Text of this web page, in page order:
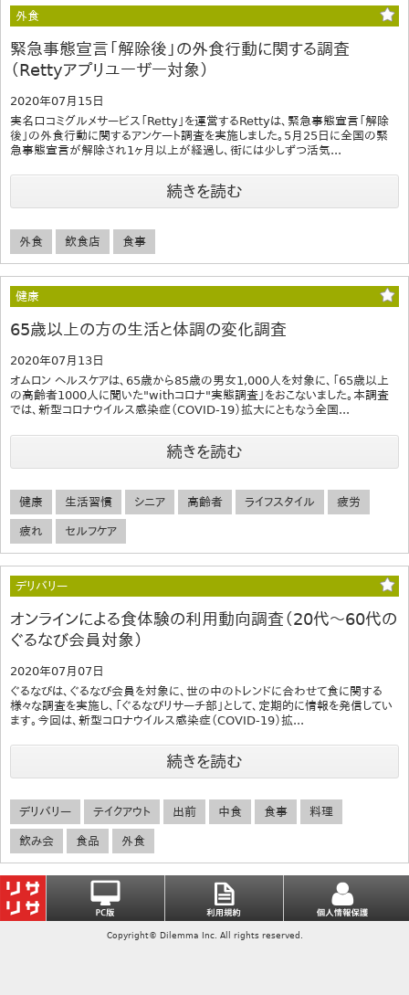
外食
緊急事態宣言「解除後」の外食行動に関する調査
（Rettyアプリユーザー対象）
2020年07月15日
実名口コミグルメサービス「Retty」を運営するRettyは、緊急事態宣言「解除
後」の外食行動に関するアンケート調査を実施しました。5月25日に全国の緊
急事態宣言が解除され1ヶ月以上が経過し、街には少しずつ活気...
続きを読む
外食 飲食店 食事
健康
65歳以上の方の生活と体調の変化調査
2020年07月13日
オムロン ヘルスケアは、65歳から85歳の男女1,000人を対象に、「65歳以上
の高齢者1000人に聞いた"withコロナ"実態調査」をおこないました。本調査
では、新型コロナウイルス感染症（COVID-19）拡大にともなう全国...
続きを読む
健康 生活習慣 シニア 高齢者 ライフスタイル 疲労
疲れ セルフケア
デリバリー
オンラインによる食体験の利用動向調査（20代～60代の
ぐるなび会員対象）
2020年07月07日
ぐるなびは、ぐるなび会員を対象に、世の中のトレンドに合わせて食に関する
様々な調査を実施し、「ぐるなびリサーチ部」として、定期的に情報を発信してい
ます。今回は、新型コロナウイルス感染症（COVID-19）拡...
続きを読む
デリバリー テイクアウト 出前 中食 食事 料理
飲み会 食品 外食
Copyright© Dilemma Inc. All rights reserved.